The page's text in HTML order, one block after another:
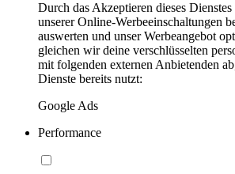
Durch das Akzeptieren dieses
unserer Online-Werbeeinschaltungen
auswerten und unser Werbeangebot
gleichen wir deine verschlüsselten
mit folgenden externen Anbietenden
Dienste bereits nutzt:
Google Ads
Performance